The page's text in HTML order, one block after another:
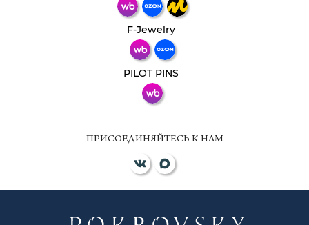
F-Jewelry
PILOT PINS
ПРИСОЕДИНЯЙТЕСЬ К НАМ